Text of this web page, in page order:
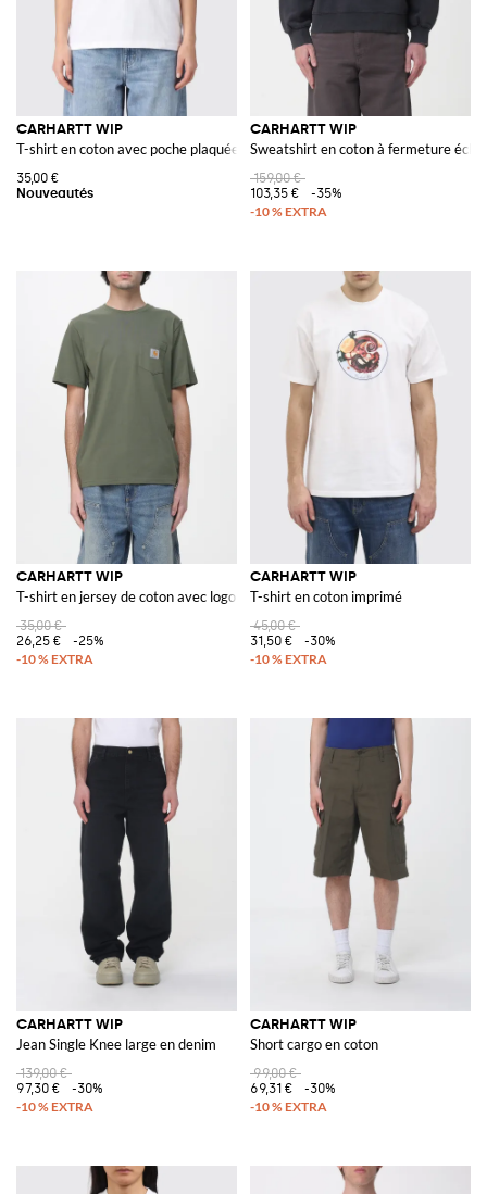
CARHARTT WIP
T-shirt en coton avec poche plaquée et épaules tombantes
35,00 €
CARHARTT WIP
Sweatshirt en coton à fermeture
159,00 €
103,35 €
-35%
CARHARTT WIP
T-shirt en jersey de coton avec logo
35,00 €
26,25 €
-25%
CARHARTT WIP
T-shirt en coton imprimé
45,00 €
31,50 €
-30%
CARHARTT WIP
Jean Single Knee large en denim
139,00 €
97,30 €
-30%
CARHARTT WIP
Short cargo en coton
99,00 €
69,31 €
-30%